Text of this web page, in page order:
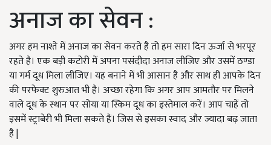
अनाज का सेवन :
अगर हम नाश्ते में अनाज का सेवन करते है तो हम सारा दिन ऊर्जा से भरपूर
रहते है। एक बड़ी कटोरी में अपना पसंदीदा अनाज लीजिए और उसमें ठण्डा
या गर्म दूध मिला लीजिए। यह बनाने में भी आसान है और साथ ही आपके दिन
की परफेक्ट शुरुआत भी है। अच्छा रहेगा कि अगर आप आमतौर पर मिलने
वाले दूध के स्थान पर सोया या स्किम दूध का इस्तेमाल करें। आप चाहें तो
इसमें स्ट्राबेरी भी मिला सकते हैं। जिस से इसका स्वाद और ज्यादा बढ़ जाता
है |